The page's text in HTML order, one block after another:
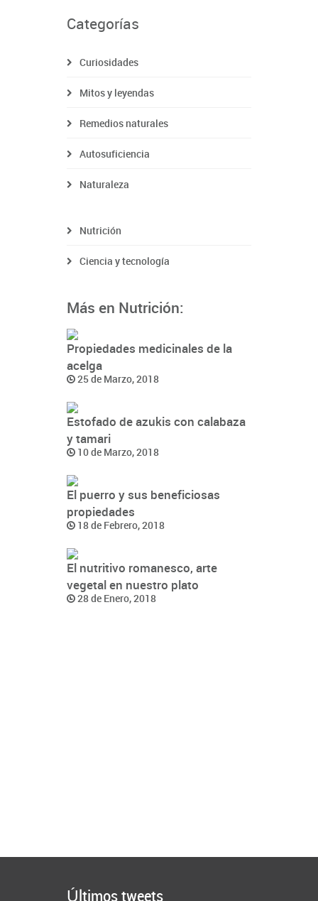
Categorías
Curiosidades
Mitos y leyendas
Remedios naturales
Autosuficiencia
Naturaleza
Nutrición
Ciencia y tecnología
Más en Nutrición:
Propiedades medicinales de la
acelga
25 de Marzo, 2018
Estofado de azukis con calabaza
y tamari
10 de Marzo, 2018
El puerro y sus beneficiosas
propiedades
18 de Febrero, 2018
El nutritivo romanesco, arte
vegetal en nuestro plato
28 de Enero, 2018
Últimos tweets